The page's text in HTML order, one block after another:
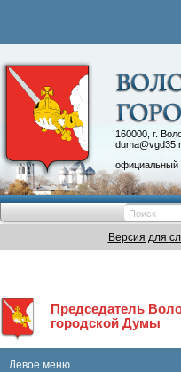
160000, г.
официальный
Контакты
Версия для
Председатель
городской Думы
Левое меню